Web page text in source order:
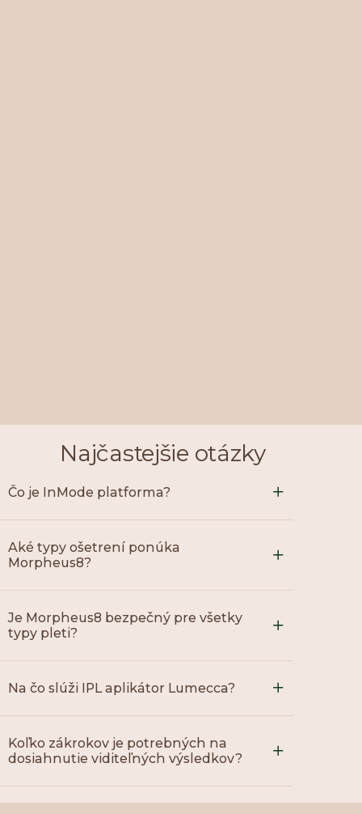
Najčastejšie otázky
Čo je InMode platforma?
Aké typy ošetrení ponúka
Morpheus8?
Je Morpheus8 bezpečný pre všetky
typy pleti?
Na čo slúži IPL aplikátor Lumecca?
Koľko zákrokov je potrebných na
dosiahnutie viditeľných výsledkov?